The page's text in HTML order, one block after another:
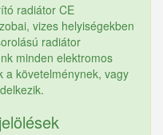
radiátor CE
vizes helyiségekben
radiátor
minden elektromos
a követelménynek, vagy